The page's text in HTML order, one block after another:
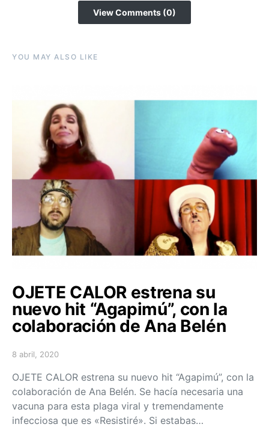
View Comments (0)
YOU MAY ALSO LIKE
OJETE CALOR estrena su
nuevo hit “Agapimú”, con la
colaboración de Ana Belén
Posted on
8 abril, 2020
OJETE CALOR estrena su nuevo hit “Agapimú”, con la
colaboración de Ana Belén. Se hacía necesaria una
vacuna para esta plaga viral y tremendamente
infecciosa que es «Resistiré». Si estabas…